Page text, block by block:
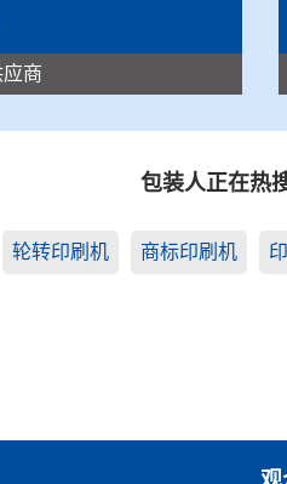
商
包装人正在热
轮转印刷机 商标印刷机